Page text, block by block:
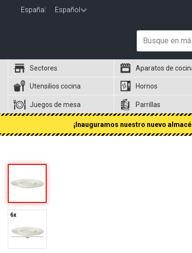
España Español
Sectores Aparatos de
Utensilios cocina Hornos
Juegos de mesa Parrillas
¡Inauguramos nuestro nuevo